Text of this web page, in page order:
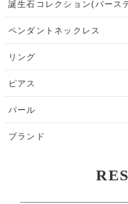
誕生石コレクション(バース
ペンダントネックレス
リング
ピアス
パール
ブランド